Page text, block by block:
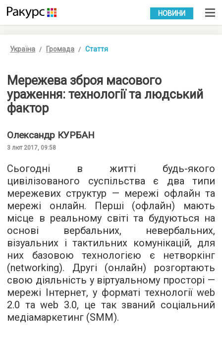
УКР РУС
НОВИНИ
Україна Громада Стаття
Мережева зброя масового
ураження: технології та людський
фактор
Олександр КУРБАН
3 лют 2017, 09:58
Сьогодні в житті будь-якого
цивілізованого суспільства є два типи
мережевих структур — мережі офлайн та
мережі онлайн. Перші (офлайн) мають
місце в реальному світі та будуються на
основі вербальних, невербальних,
візуальних і тактильних комунікацій, для
них базовою технологією є нетворкінг
(networking). Другі (онлайн) розгортають
свою діяльність у віртуальному просторі —
мережі Інтернет, у форматі технології web
2.0 та web 3.0, це так званий соціальний
медіамаркетинг (SMM).